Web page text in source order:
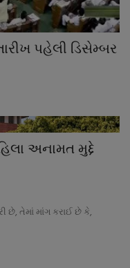
પહેલી ડિસેમ્બર
અનામત મુદ્દે
છે, તેમાં માંગ કરાઈ છે કે,